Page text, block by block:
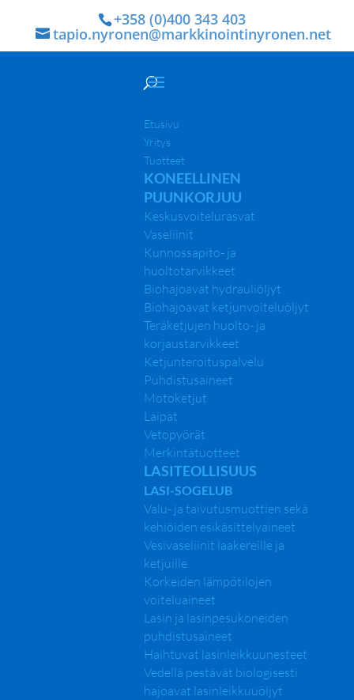
+358 (0)400 343 403
tapio.nyronen@markkinointinyronen.net
Etusivu
Yritys
Tuotteet
KONEELLINEN
PUUNKORJUU
Keskusvoitelurasvat
Vaseliinit
Kunnossapito- ja
huoltotarvikkeet
Biohajoavat hydrauliöljyt
Biohajoavat ketjunvoiteluöljyt
Teräketjujen huolto- ja
korjaustarvikkeet
Ketjunteroituspalvelu
Puhdistusaineet
Motoketjut
Laipat
Vetopyörät
Merkintätuotteet
LASITEOLLISUUS
LASI-SOGELUB
Valu- ja taivutusmuottien sekä
kehiöiden esikäsittelyaineet
Vesivaseliinit laakereille ja
ketjuille
Korkeiden lämpötilojen
voiteluaineet
Lasin ja lasinpesukoneiden
puhdistusaineet
Haihtuvat lasinleikkuunesteet
Vedellä pestävät biologisesti
hajoavat lasinleikkuuöljyt